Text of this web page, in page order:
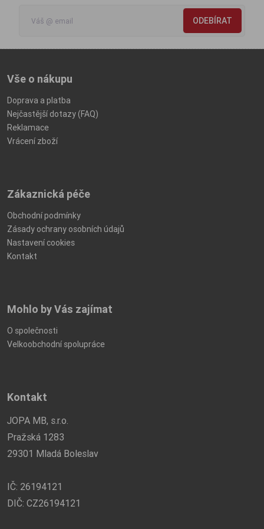
ODEBÍRAT
Vše o nákupu
Doprava a platba
Nejčastější dotazy (FAQ)
Reklamace
Vrácení zboží
Zákaznická péče
Obchodní podmínky
Zásady ochrany osobních údajů
Nastavení cookies
Kontakt
Mohlo by Vás zajímat
O společnosti
Velkoobchodní spolupráce
Kontakt
JOPA MB, s.r.o.
Pražská 1283
29301 Mladá Boleslav
IČ: 26194121
DIČ: CZ26194121